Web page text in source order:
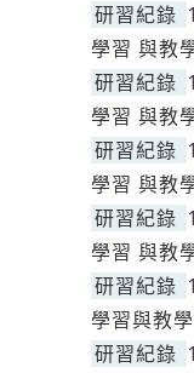
研習紀錄
學習 與教
研習紀錄
學習 與教
研習紀錄
學習 與教
研習紀錄
學習 與教
研習紀錄
學習與教
研習紀錄